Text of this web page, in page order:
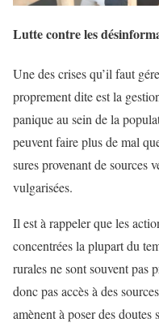
Lutte contre les
Une des crises qu’il faut
proprement dite est la
panique au sein de la
peuvent faire plus de mal
sures provenant de sources
vulgarisées.
Il est à rappeler que les
concentrées la plupart du
rurales ne sont souvent pas
donc pas accès à des
amènent à poser des doutes